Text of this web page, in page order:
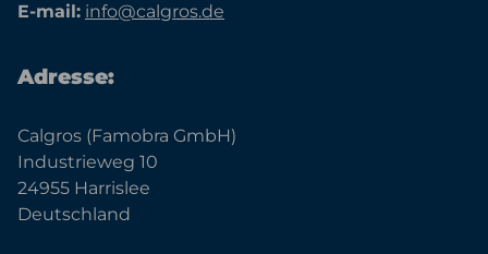
E-mail: info@calgros.de
Adresse:
Calgros (Famobra GmbH)
Industrieweg 10
24955 Harrislee
Deutschland